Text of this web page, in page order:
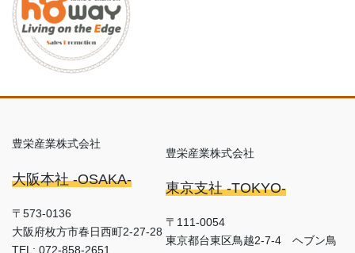
豊栄産業株式会社
大阪本社 -OSAKA-
〒573-0136
大阪府枚方市春日西町2-27-28
TEL: 072-858-2651
豊栄産業株式会社
東京支社 -TOKYO-
〒111-0054
東京都台東区鳥越2-7-4 ヘブン鳥